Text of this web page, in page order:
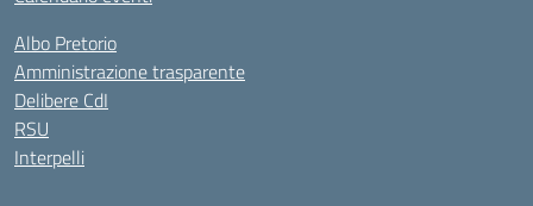
Albo Pretorio
Amministrazione trasparente
Delibere CdI
RSU
Interpelli